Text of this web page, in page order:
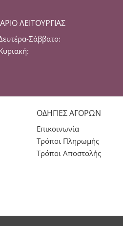
ΛΕΙΤΟΥΡΓΊΑΣ
Σάββατο:
ΟΔΗΓΙΕΣ ΑΓΟΡΩΝ
Επικοινωνία
Τρόποι Πληρωμής
Τρόποι Αποστολής